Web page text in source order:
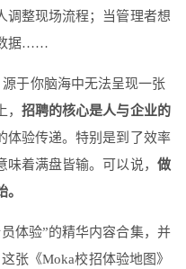
调整现场流程；当管理者想
数据……
于你脑海中无法呈现一张
招聘的核心是人与企业的
体验传递。特别是到了效率
着满盘皆输。可以说， 做
体验”的精华内容合集，并
张《Moka校招体验地图》